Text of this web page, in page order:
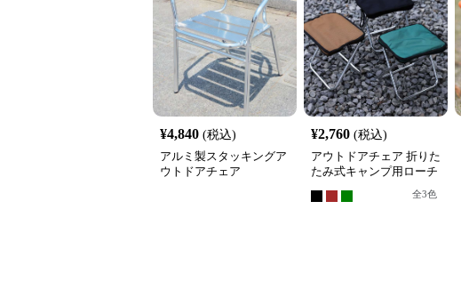
¥4,840 (税込)
アルミ製スタッキングア
ウトドアチェア
¥2,760 (税込)
アウトドアチェア 折りた
たみ式キャンプ用ローチ
全3色